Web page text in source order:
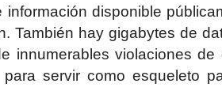
disponible
También hay gigabytes de
innumerables violaciones de
servir como esqueleto